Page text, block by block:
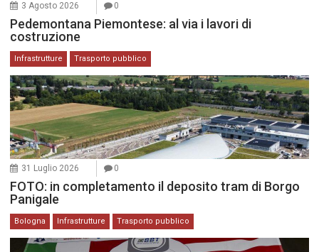
3 Agosto 2026 0
Pedemontana Piemontese: al via i lavori di
costruzione
Infrastrutture Trasporto pubblico
31 Luglio 2026 0
FOTO: in completamento il deposito tram di Borgo
Panigale
Bologna Infrastrutture Trasporto pubblico